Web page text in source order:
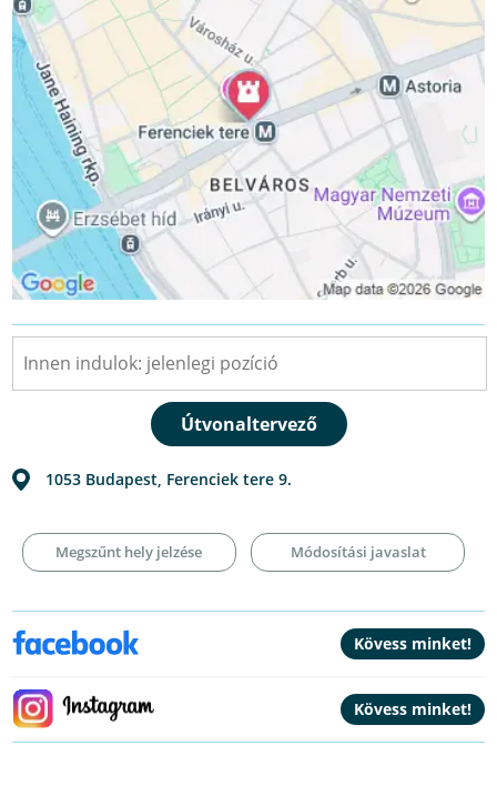
1053 Budapest, Ferenciek tere 9.
Megszűnt hely jelzése Módosítási javaslat